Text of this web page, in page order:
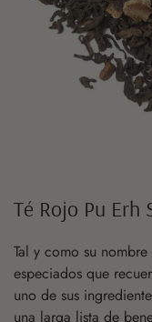
Té Rojo Pu Erh
Tal y como su
especiados que
uno de sus
una larga lista de